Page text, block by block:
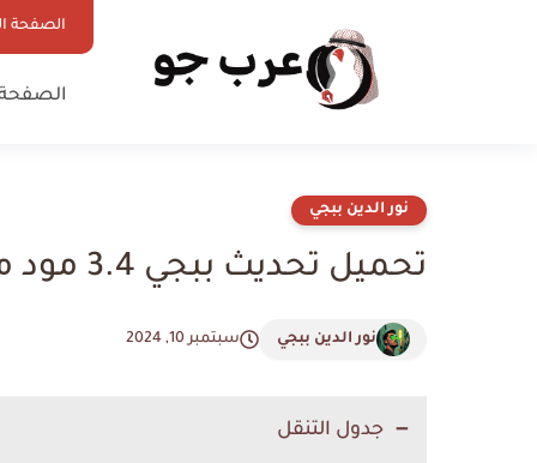
الصفحة
الصفحة
نور الدين ببجي
تحميل تحديث ببجي 3.4 مود مصاصين الدماء الجديد برابط مباشر
نور الدين ببجي سبتمبر 10, 2024
جدول التنقل